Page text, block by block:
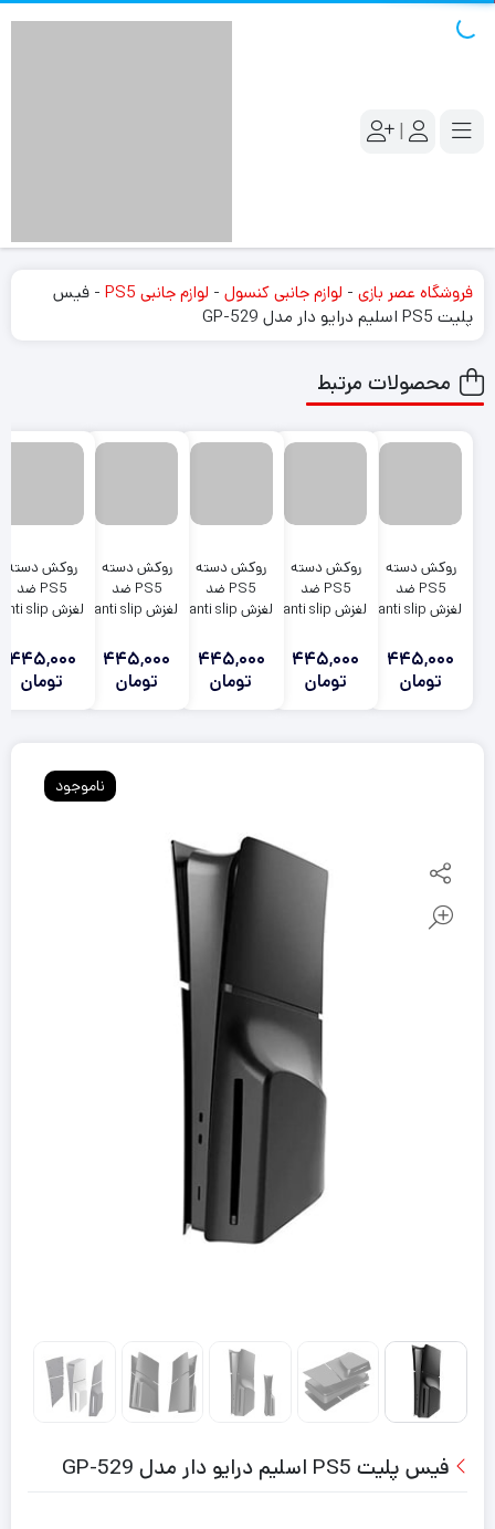
|
فروشگاه عصر بازی - لوازم جانبی کنسول - لوازم جانبی PS5 - فیس
پلیت PS5 اسلیم درایو دار مدل GP-529
محصولات مرتبط
روکش دسته
PS5 ضد
لغزش anti slip
صورتی
445,000
تومان
روکش دسته
PS5 ضد
لغزش anti slip
445,000
تومان
روکش دسته
PS5 ضد
لغزش anti slip
445,000
تومان
روکش دسته
PS5 ضد
لغزش anti slip
سبز
445,000
تومان
روکش دسته
PS5 ضد
لغزش anti slip
سفید
445,000
تومان
ناموجود
فیس پلیت PS5 اسلیم درایو دار مدل GP-529